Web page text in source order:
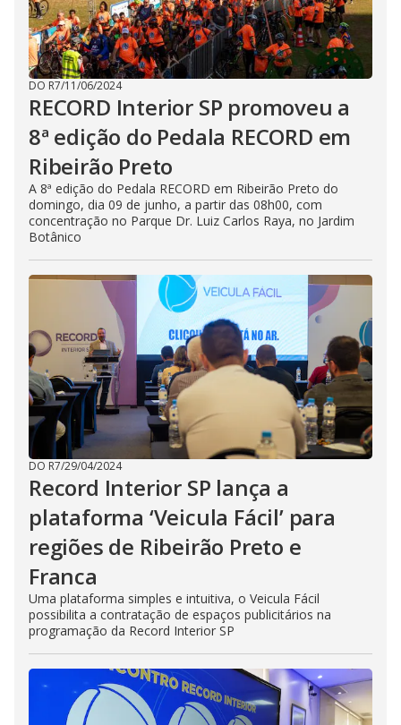
DO R7/11/06/2024
RECORD Interior SP promoveu a
8ª edição do Pedala RECORD em
Ribeirão Preto
A 8ª edição do Pedala RECORD em Ribeirão Preto do
domingo, dia 09 de junho, a partir das 08h00, com
concentração no Parque Dr. Luiz Carlos Raya, no Jardim
Botânico
DO R7/29/04/2024
Record Interior SP lança a
plataforma ‘Veicula Fácil’ para
regiões de Ribeirão Preto e
Franca
Uma plataforma simples e intuitiva, o Veicula Fácil
possibilita a contratação de espaços publicitários na
programação da Record Interior SP